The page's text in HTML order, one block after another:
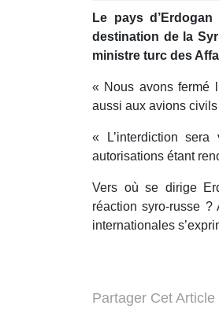
2
secondsVolume
90%
Le pays
destination de la
ministre turc des
« Nous avons fermé
aussi aux avions
« L’interdiction
autorisations étant
Vers où se dirige
réaction syro-russe ?
internationales
Partager Cet Article